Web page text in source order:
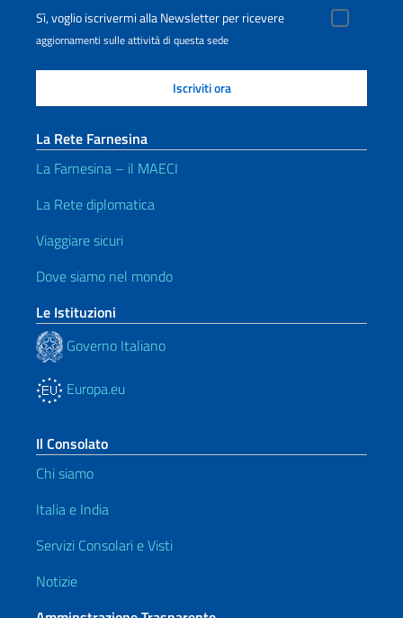
Sì, voglio iscrivermi alla Newsletter per ricevere
aggiornamenti sulle attività di questa sede
La Rete Farnesina
La Farnesina – il MAECI
La Rete diplomatica
Viaggiare sicuri
Dove siamo nel mondo
Le Istituzioni
Governo Italiano
Europa.eu
Il Consolato
Chi siamo
Italia e India
Servizi Consolari e Visti
Notizie